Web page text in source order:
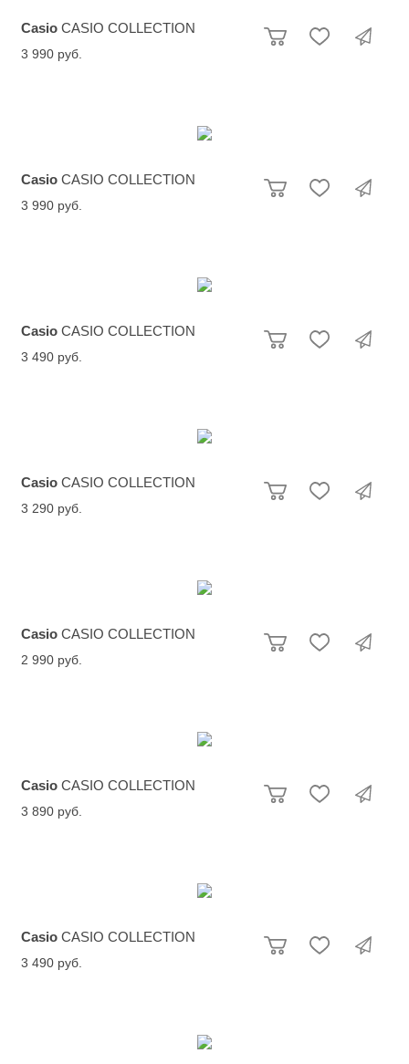
Casio CASIO COLLECTION
3 990 руб.
Casio CASIO COLLECTION
3 990 руб.
Casio CASIO COLLECTION
3 490 руб.
Casio CASIO COLLECTION
3 290 руб.
Casio CASIO COLLECTION
2 990 руб.
Casio CASIO COLLECTION
3 890 руб.
Casio CASIO COLLECTION
3 490 руб.